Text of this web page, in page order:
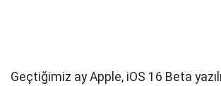
Geçtiğimiz ay Apple, iOS 16 Beta